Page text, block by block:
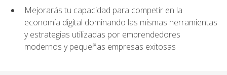
Mejorarás tu capacidad para competir en la
economía digital dominando las mismas herramientas
y estrategias utilizadas por emprendedores
modernos y pequeñas empresas exitosas